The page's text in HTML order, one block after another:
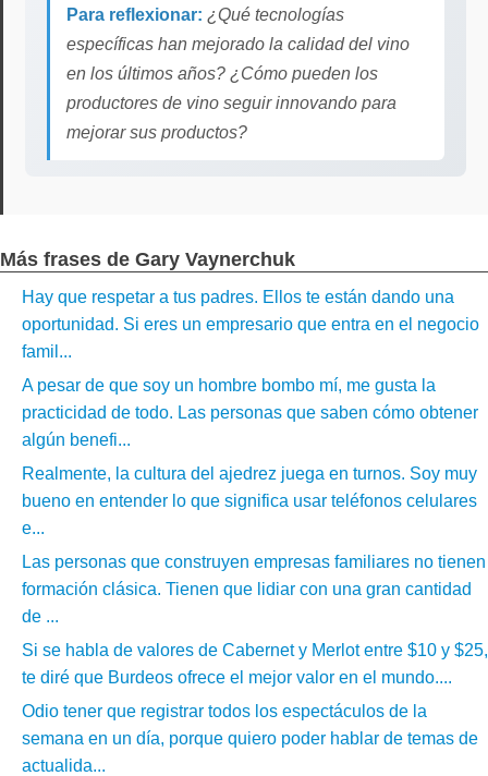
Para reflexionar: ¿Qué tecnologías
específicas han mejorado la calidad del vino
en los últimos años? ¿Cómo pueden los
productores de vino seguir innovando para
mejorar sus productos?
Más frases de Gary Vaynerchuk
Hay que respetar a tus padres. Ellos te están dando una
oportunidad. Si eres un empresario que entra en el negocio
famil...
A pesar de que soy un hombre bombo mí, me gusta la
practicidad de todo. Las personas que saben cómo obtener
algún benefi...
Realmente, la cultura del ajedrez juega en turnos. Soy muy
bueno en entender lo que significa usar teléfonos celulares
e...
Las personas que construyen empresas familiares no tienen
formación clásica. Tienen que lidiar con una gran cantidad
de ...
Si se habla de valores de Cabernet y Merlot entre $10 y $25,
te diré que Burdeos ofrece el mejor valor en el mundo....
Odio tener que registrar todos los espectáculos de la
semana en un día, porque quiero poder hablar de temas de
actualida...